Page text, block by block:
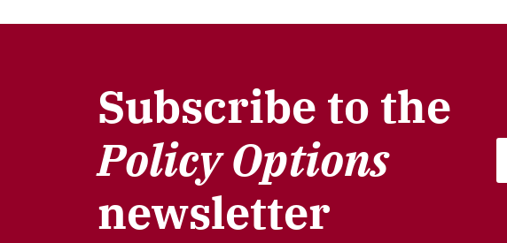
Subscribe to the
Policy Options
newsletter